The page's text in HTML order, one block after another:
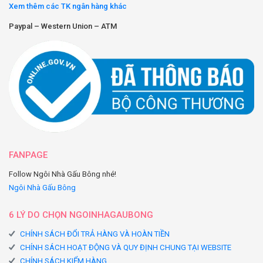
bông, các nhà sản xuất thường chọn sử dụng vải nhung được làm từ
với trẻ em.
Vải thun vảy cá
Vật liệu này khác với kết cấu của vải nhung vì nó có kết cấu cực kỳ mềm
mại đặc trưng bởi các sợi vòng. Nó cũng có thể được làm từ sợi tổng
hợp hoặc tự nhiên. Gấu bông làm từ vải thun vảy cá có bộ lông cực dày
khiến chúng trở nên phù hợp với những đứa trẻ sơ sinh thích nhai đồ
Xem thêm các TK ngân hàng khác
Paypal – Western Union – ATM
FANPAGE
Follow Ngôi Nhà Gấu Bông nhé!
Ngôi Nhà Gấu Bông
6 LÝ DO CHỌN NGOINHAGAUBONG
CHÍNH SÁCH ĐỔI TRẢ HÀNG VÀ HOÀN TIỀN
CHÍNH SÁCH HOẠT ĐỘNG VÀ QUY ĐỊNH CHUNG TẠI WEBSITE
CHÍNH SÁCH KIỂM HÀNG